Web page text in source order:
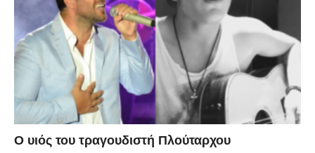
O υιός του τραγουδιστή Πλούταρχου